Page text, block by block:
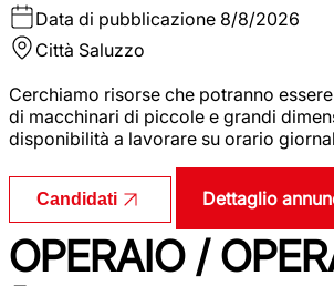
Data di pubblicazione 8/8/2026
Città Saluzzo
Cerchiamo risorse che potranno
di macchinari di piccole e grandi
disponibilità a lavorare su orario
Candidati Dettaglio
OPERAIO /